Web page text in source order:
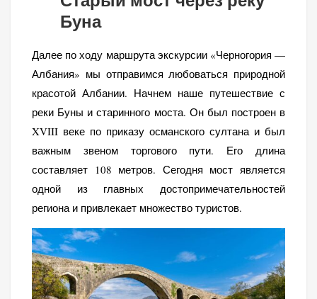
Буна
Далее по ходу маршрута экскурсии «Черногория —
Албания» мы отправимся любоваться природной
красотой Албании. Начнем наше путешествие с
реки Буны и старинного моста. Он был построен в
XVIII веке по приказу османского султана и был
важным звеном торгового пути. Его длина
составляет 108 метров. Сегодня мост является
одной из главных достопримечательностей
региона и привлекает множество туристов.